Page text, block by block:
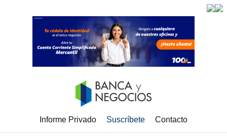
Informe Privado Suscríbete Contacto